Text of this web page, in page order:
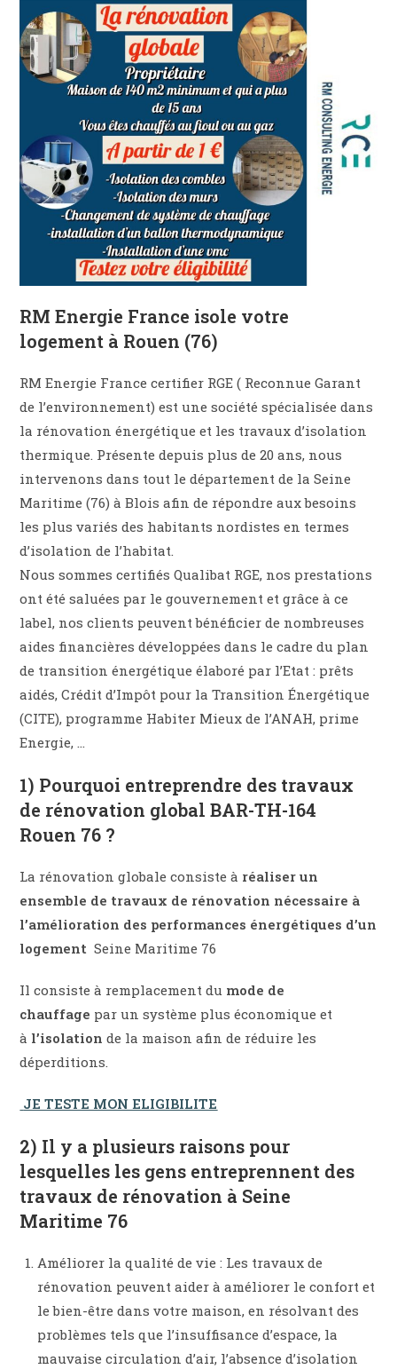
RM Energie France isole votre
logement à Rouen (76)
RM Energie France certifier RGE ( Reconnue Garant
de l’environnement) est une société spécialisée dans
la rénovation énergétique et les travaux d’isolation
thermique. Présente depuis plus de 20 ans, nous
intervenons dans tout le département de la Seine
Maritime (76) à Blois afin de répondre aux besoins
les plus variés des habitants nordistes en termes
d’isolation de l’habitat.
Nous sommes certifiés Qualibat RGE, nos prestations
ont été saluées par le gouvernement et grâce à ce
label, nos clients peuvent bénéficier de nombreuses
aides financières développées dans le cadre du plan
de transition énergétique élaboré par l’Etat : prêts
aidés, Crédit d’Impôt pour la Transition Énergétique
(CITE), programme Habiter Mieux de l’ANAH, prime
Energie, …
1) Pourquoi entreprendre des travaux
de rénovation global BAR-TH-164
Rouen 76 ?
La rénovation globale consiste à réaliser un
ensemble de travaux de rénovation nécessaire à
l’amélioration des performances énergétiques d’un
logement Seine Maritime 76
Il consiste à remplacement du mode de
chauffage par un système plus économique et
à l’isolation de la maison afin de réduire les
déperditions.
JE TESTE MON ELIGIBILITE
2) Il y a plusieurs raisons pour
lesquelles les gens entreprennent des
travaux de rénovation à Seine
Maritime 76
Améliorer la qualité de vie : Les travaux de
rénovation peuvent aider à améliorer le confort et
le bien-être dans votre maison, en résolvant des
problèmes tels que l’insuffisance d’espace, la
mauvaise circulation d’air, l’absence d’isolation